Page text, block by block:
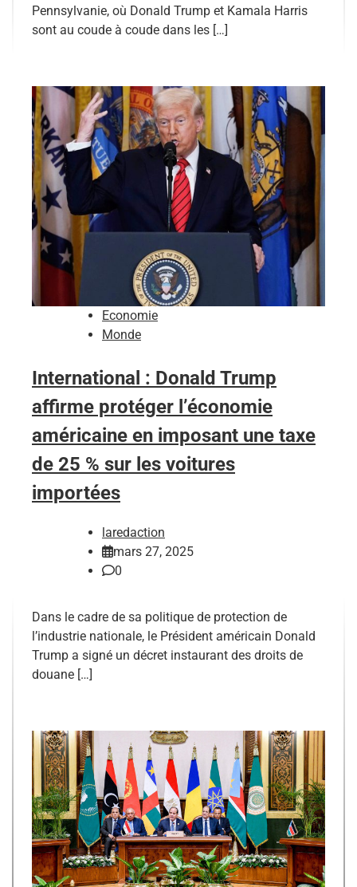
Pennsylvanie, où Donald Trump et Kamala Harris
sont au coude à coude dans les […]
Economie
Monde
International : Donald Trump
affirme protéger l’économie
américaine en imposant une taxe
de 25 % sur les voitures
importées
laredaction
mars 27, 2025
0
Dans le cadre de sa politique de protection de
l’industrie nationale, le Président américain Donald
Trump a signé un décret instaurant des droits de
douane […]